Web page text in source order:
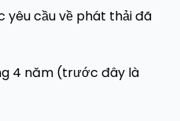
yêu cầu về phát thải đã
4 năm (trước đây là